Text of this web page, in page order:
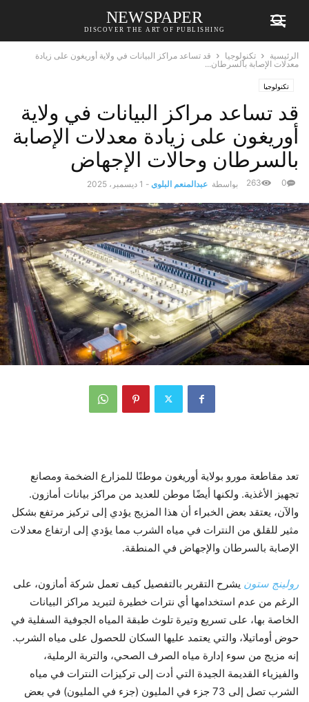
NEWSPAPER
DISCOVER THE ART OF PUBLISHING
الرئيسية تكنولوجيا
قد تساعد مراكز البيانات في ولاية أوريغون على زيادة
معدلات الإصابة بالسرطان...
تكنولوجيا
قد تساعد مراكز البيانات في ولاية
أوريغون على زيادة معدلات الإصابة
بالسرطان وحالات الإجهاض
بواسطة عبدالمنعم البلوي - 1 ديسمبر، 2025 0
263
تعد مقاطعة مورو بولاية أوريغون موطنًا للمزارع الضخمة ومصانع
تجهيز الأغذية. ولكنها أيضًا موطن للعديد من مراكز بيانات أمازون.
والآن، يعتقد بعض الخبراء أن هذا المزيج يؤدي إلى تركيز مرتفع بشكل
مثير للقلق من النترات في مياه الشرب مما يؤدي إلى ارتفاع معدلات
الإصابة بالسرطان والإجهاض في المنطقة.
رولينج ستون يشرح التقرير بالتفصيل كيف تعمل شركة أمازون، على
الرغم من عدم استخدامها أي نترات خطيرة لتبريد مراكز البيانات
الخاصة بها، على تسريع وتيرة تلوث طبقة المياه الجوفية السفلية في
حوض أوماتيلا، والتي يعتمد عليها السكان للحصول على مياه الشرب.
إنه مزيج من سوء إدارة مياه الصرف الصحي، والتربة الرملية،
والفيزياء القديمة الجيدة التي أدت إلى تركيزات النترات في مياه
الشرب تصل إلى 73 جزء في المليون (جزء في المليون) في بعض